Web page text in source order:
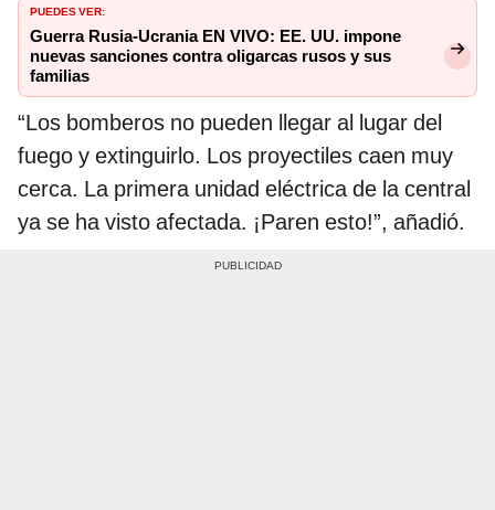
PUEDES VER:
Guerra Rusia-Ucrania EN VIVO: EE. UU. impone
nuevas sanciones contra oligarcas rusos y sus
familias
“Los bomberos no pueden llegar al lugar del
fuego y extinguirlo. Los proyectiles caen muy
cerca. La primera unidad eléctrica de la central
ya se ha visto afectada. ¡Paren esto!”, añadió.